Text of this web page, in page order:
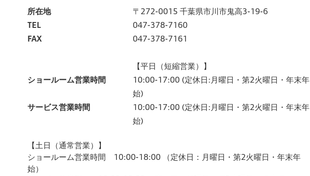
所在地
〒272-0015 千葉県市川市鬼高3-19-6
TEL
047-378-7160
FAX
047-378-7161
【平日（短縮営業）】
ショールーム営業時間
10:00-17:00 (定休日:月曜日・第2火曜日・年末年
始)
サービス営業時間
10:00-17:00 (定休日:月曜日・第2火曜日・年末年
始)
【土日（通常営業）】
ショールーム営業時間 10:00-18:00 （定休日：月曜日・第2火曜日・年末年
始）